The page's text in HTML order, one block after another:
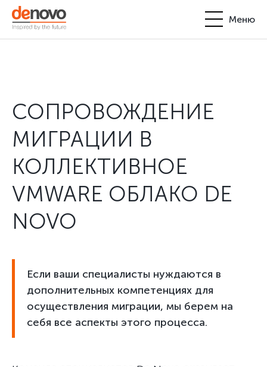
Меню
Партнерство
Блог
+380-44-200-93-39
request@denovo.ua
СОПРОВОЖДЕНИЕ
МИГРАЦИИ В
КОЛЛЕКТИВНОЕ
VMWARE ОБЛАКО DE
NOVO
Если ваши специалисты нуждаются в
дополнительных компетенциях для
осуществления миграции, мы берем на
себя все аспекты этого процесса.